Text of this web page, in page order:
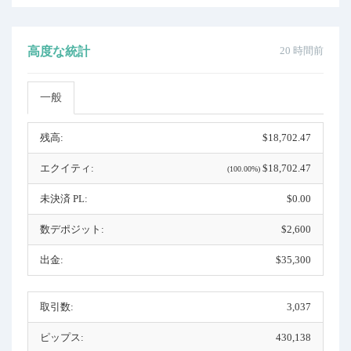
20 時間前
高度な統計
一般
残高: $18,702.47
エクイティ: (100.00%) $18,702.47
未決済 PL: $0.00
数デポジット: $2,600
出金: $35,300
取引数: 3,037
ピップス: 430,138